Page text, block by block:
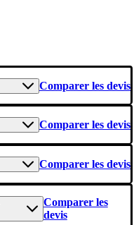
Comparer les devis
Comparer les devis
Comparer les devis
Comparer les
devis